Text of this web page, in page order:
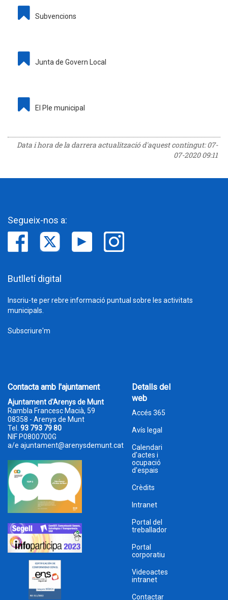
Subvencions
Junta de Govern Local
El Ple municipal
Data i hora de la darrera actualització d'aquest contingut:07-
07-2020 09:11
Segueix-nos a:
Butlletí digital
Inscriu-te per rebre informació puntual sobre les activitats
municipals.
Subscriure'm
Contacta amb l'ajuntament
Ajuntament d'Arenys de Munt
Rambla Francesc Macià, 59
08358 - Arenys de Munt
Tel. 93 793 79 80
NIF P0800700G
a/e ajuntament@arenysdemunt.cat
Detalls del
web
Accés 365
Avís legal
Calendari
d'actes i
ocupació
d'espais
Crèdits
Intranet
Portal del
treballador
Portal
corporatiu
Videoactes
intranet
Contactar